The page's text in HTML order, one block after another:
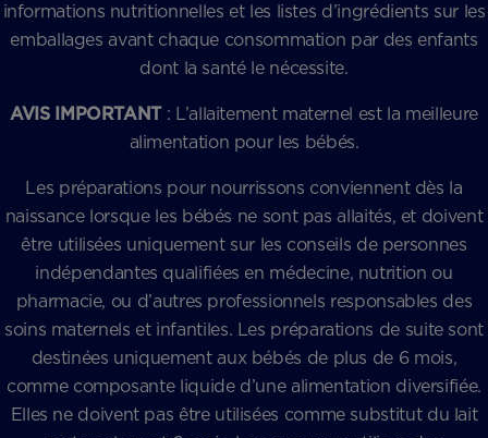
informations nutritionnelles et les listes d’ingrédients sur les
emballages avant chaque consommation par des enfants
dont la santé le nécessite.
AVIS IMPORTANT : L’allaitement maternel est la meilleure
alimentation pour les bébés.
Les préparations pour nourrissons conviennent dès la
naissance lorsque les bébés ne sont pas allaités, et doivent
être utilisées uniquement sur les conseils de personnes
indépendantes qualifiées en médecine, nutrition ou
pharmacie, ou d’autres professionnels responsables des
soins maternels et infantiles. Les préparations de suite sont
destinées uniquement aux bébés de plus de 6 mois,
comme composante liquide d’une alimentation diversifiée.
Elles ne doivent pas être utilisées comme substitut du lait